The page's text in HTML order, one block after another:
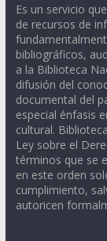
Es un servicio
de recursos de
bibliográficos,
a la Biblioteca
difusión del
documental del
especial énfasis
cultural.
Ley sobre el
términos que se
en este orden
cumplimiento,
autoricen